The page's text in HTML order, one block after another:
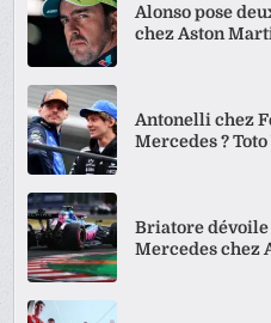
Alonso pose
chez Aston
Antonelli chez
Mercedes ?
Briatore
Mercedes chez